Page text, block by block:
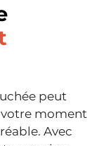
peut
moment
Avec